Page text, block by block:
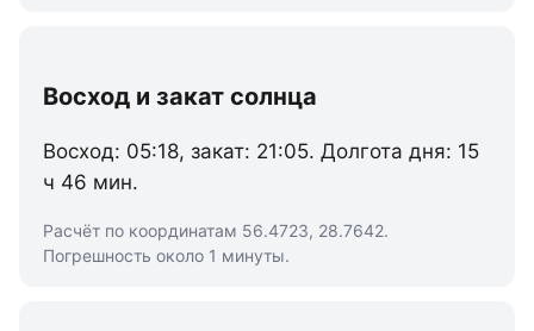
Восход и закат солнца
Восход: 05:18, закат: 21:05. Долгота дня: 15
ч 46 мин.
Расчёт по координатам 56.4723, 28.7642.
Погрешность около 1 минуты.